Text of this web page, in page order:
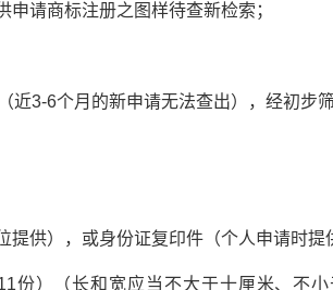
请商标注册之图样待查新检索；
3-6个月的新申请无法查出），经初步筛
供），或身份证复印件（个人申请时提
）（长和宽应当不大于十厘米、不小